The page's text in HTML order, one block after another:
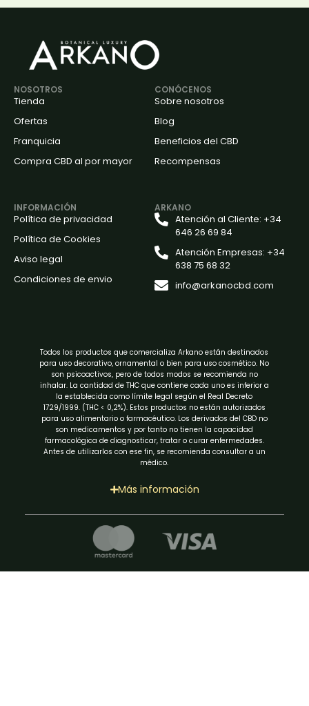
NOSOTROS
Tienda
Ofertas
Franquicia
Compra CBD al por mayor
CONÓCENOS
Sobre nosotros
Blog
Beneficios del CBD
Recompensas
INFORMACIÓN
Política de privacidad
Política de Cookies
Aviso legal
Condiciones de envio
ARKANO
Atención al Cliente: +34
646 26 69 84
Atención Empresas: +34
638 75 68 32
info@arkanocbd.com
Todos los productos que comercializa Arkano están destinados
para uso decorativo, ornamental o bien para uso cosmético. No
son psicoactivos, pero de todos modos se recomienda no
inhalar. La cantidad de THC que contiene cada uno es inferior a
la establecida como límite legal según el Real Decreto
1729/1999. (THC < 0,2%). Estos productos no están autorizados
para uso alimentario o farmacéutico. Los derivados del CBD no
son medicamentos y por tanto no tienen la capacidad
farmacológica de diagnosticar, tratar o curar enfermedades.
Antes de utilizarlos con ese fin, se recomienda consultar a un
médico.
Más información